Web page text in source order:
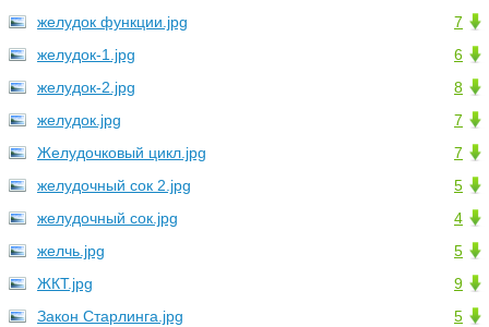
7
желудок функции.jpg
6
желудок-1.jpg
8
желудок-2.jpg
7
желудок.jpg
7
Желудочковый цикл.jpg
5
желудочный сок 2.jpg
4
желудочный сок.jpg
5
желчь.jpg
9
ЖКТ.jpg
5
Закон Старлинга.jpg